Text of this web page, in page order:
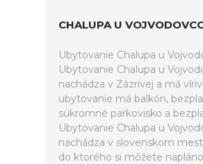
CHALUPA U
Ubytovanie Chalupa u
Ubytovanie Chalupa u
nachádza v Zázrivej a má
ubytovanie má balkón,
súkromné parkovisko a
Ubytovanie Chalupa u
nachádza v slovenskom
do ktorého si môžete